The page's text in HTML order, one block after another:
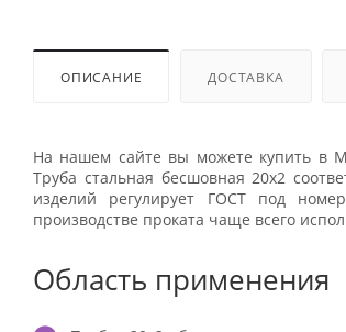
ОПИСАНИЕ ДОСТАВКА
На нашем сайте вы можете купить в
Труба стальная бесшовная 20х2
изделий регулирует ГОСТ под
производстве проката чаще всего
Область применения